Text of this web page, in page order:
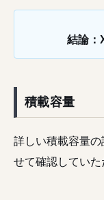
結論：
積載容量
詳しい積載容量
せて確認していた